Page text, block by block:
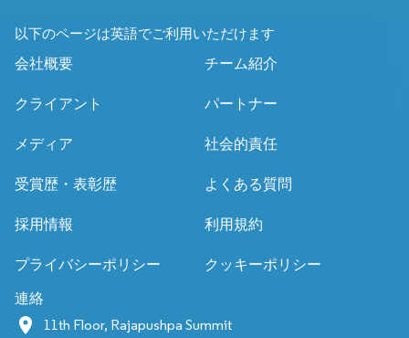
以下のページは英語でご利用いただけます
会社概要
チーム紹介
クライアント パートナー
メディア 社会的責任
受賞歴・表彰歴 よくある質問
採用情報 利用規約
プライバシーポリシー クッキーポリシー
連絡
11th Floor, Rajapushpa Summit